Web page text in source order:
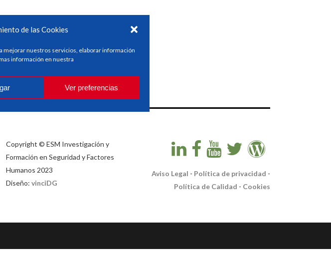
de las Cookies
mejorar nuestros servicios, elaborar información
información en nuestra
Ver preferencias
Copyright © ESM Investigación y
Formación en Seguridad y Factores
Humanos 2023
Diseño: vinciDG
Aviso Legal - Política de privacidad -
Política de Calidad - Cookies